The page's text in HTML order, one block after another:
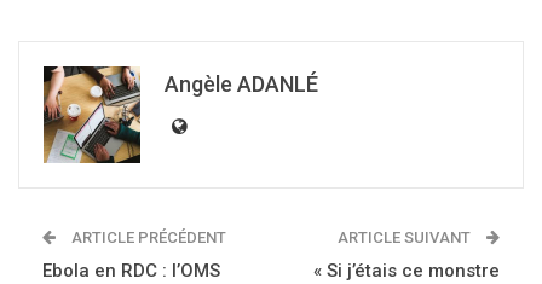
Angèle ADANLÉ
ARTICLE PRÉCÉDENT
Ebola en RDC : l’OMS
ARTICLE SUIVANT
« Si j’étais ce monstre